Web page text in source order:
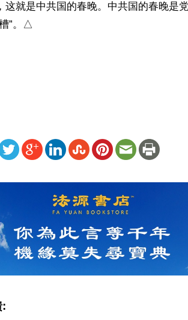
这就是中共国的春晚。中共国的春晚是
”。△
: